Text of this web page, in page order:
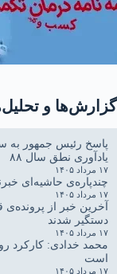
گزارش‌ها و
یادآوری نطق سال ۸۸
۱۷ مرداد ۱۴۰۵
چندپاره‌ی حاشیه‌ای
۱۷ مرداد ۱۴۰۵
دستگیر شدند
۱۷ مرداد ۱۴۰۵
محمد خدادی: کارکرد
است
۱۷ مرداد ۱۴۰۵